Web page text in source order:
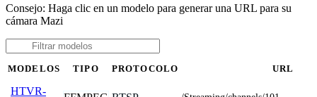
Consejo: Haga clic en un modelo para generar una URL para su
cámara Mazi
MODELOS TIPO PROTOCOLO URL
HTVR-